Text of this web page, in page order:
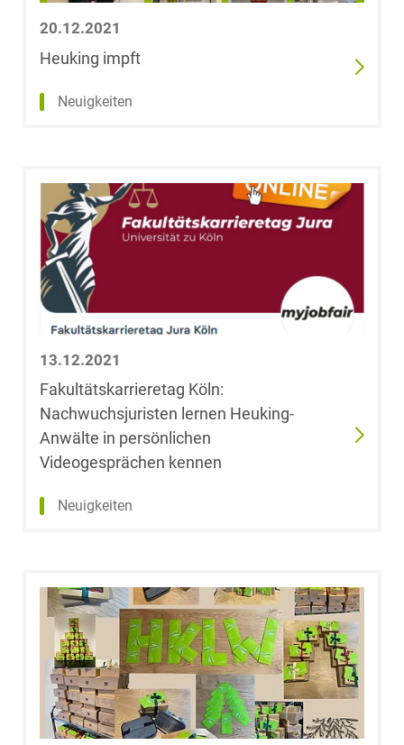
20.12.2021
Heuking impft
Neuigkeiten
13.12.2021
Fakultätskarrieretag Köln:
Nachwuchsjuristen lernen Heuking-
Anwälte in persönlichen
Videogesprächen kennen
Neuigkeiten